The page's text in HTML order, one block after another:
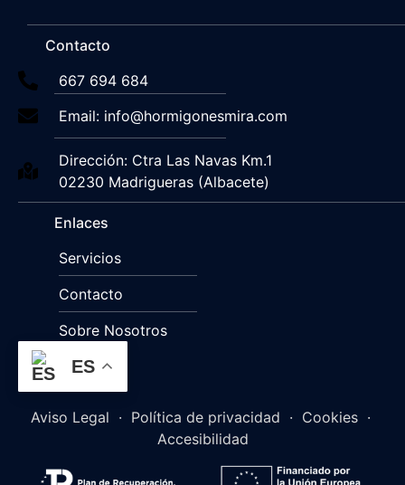
Contacto
667 694 684
Email: info@hormigonesmira.com
Dirección: Ctra Las Navas Km.1
02230 Madrigueras (Albacete)
Enlaces
Servicios
Contacto
Sobre Nosotros
ES
Aviso Legal · Política de privacidad · Cookies·
Accesibilidad